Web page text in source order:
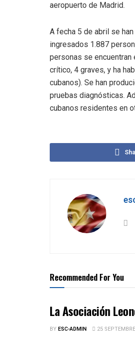
aeropuerto de Madrid.
A fecha 5 de abril se
ingresados 1.887
personas se
crítico, 4 graves, y ha
cubanos). Se han
pruebas diagnósticas.
cubanos residentes en
Recommended For You
La Asociación
BYESC-ADMIN 25